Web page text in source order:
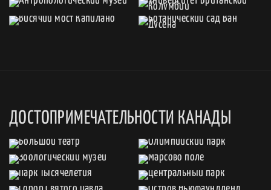
ДОСТОПРИМЕЧАТЕЛЬНОСТИ КАНАДЫ